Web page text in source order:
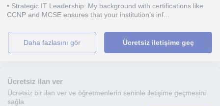
• Strategic IT Leadership: My background with certifications like
CCNP and MCSE ensures that your institution’s inf...
daha fazlasını gör Ücretsiz iletişime geç
Ücretsiz ilan ver
Ücretsiz bir ilan ver ve öğretmenlerin seninle iletişime geçmesini
sağla